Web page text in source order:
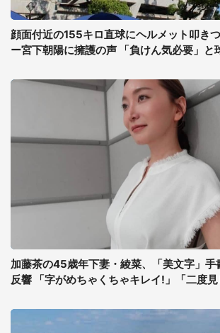
顔面付近の155キロ直球にヘルメット叩き
ー宮下朝陽に擁護の声 「負けん気必要」と
加藤茶の45歳年下妻・綾菜、「美文字」手
反響 「字がめちゃくちゃキレイ!」「二度見